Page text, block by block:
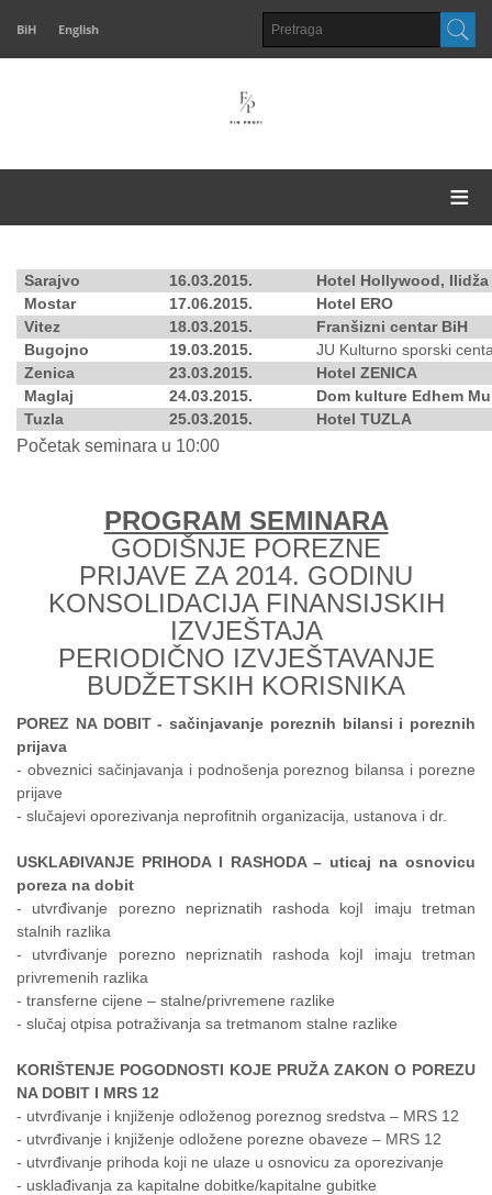
BiH English
≡
Sarajvo 16.03.2015.
Hotel Hollywood, Ilidža
Mostar
17.06.2015.
Hotel ERO
Vitez
18.03.2015.
Franšizni centar BiH
Bugojno
19.03.2015.
JU Kulturno sporski
Zenica
23.03.2015.
Hotel ZENICA
Maglaj
24.03.2015.
Dom kulture Edhem
Tuzla
25.03.2015. Hotel TUZLA
Početak seminara u 10:00
PROGRAM SEMINARA
GODIŠNJE POREZNE
PRIJAVE ZA 2014. GODINU
KONSOLIDACIJA FINANSIJSKIH
IZVJEŠTAJA
PERIODIČNO IZVJEŠTAVANJE
BUDŽETSKIH KORISNIKA
POREZ NA DOBIT - sačinjavanje poreznih bilansi i poreznih
prijava
- obveznici sačinjavanja i podnošenja poreznog bilansa i porezne
prijave
- slučajevi oporezivanja neprofitnih organizacija, ustanova i dr.
USKLAĐIVANJE PRIHODA I RASHODA – uticaj na osnovicu
poreza na dobit
- utvrđivanje porezno nepriznatih rashoda kojI imaju tretman
stalnih razlika
- utvrđivanje porezno nepriznatih rashoda kojI imaju tretman
privremenih razlika
- transferne cijene – stalne/privremene razlike
- slučaj otpisa potraživanja sa tretmanom stalne razlike
KORIŠTENJE POGODNOSTI KOJE PRUŽA ZAKON O POREZU
NA DOBIT I MRS 12
- utvrđivanje i knjiženje odloženog poreznog sredstva – MRS 12
- utvrđivanje i knjiženje odložene porezne obaveze – MRS 12
- utvrđivanje prihoda koji ne ulaze u osnovicu za oporezivanje
- usklađivanja za kapitalne dobitke/kapitalne gubitke